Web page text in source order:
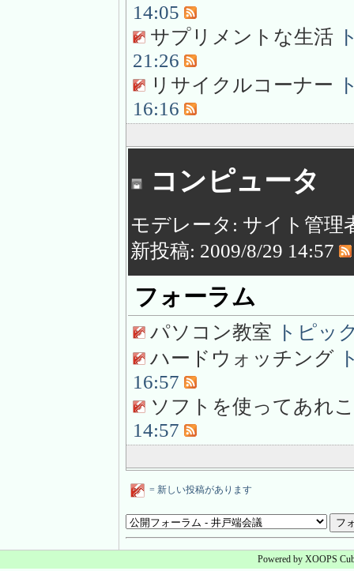
14:05
サプリメントな生活
21:26
リサイクルコーナー
16:16
コンピュータ
モデレータ: サイト管理
新投稿: 2009/8/29 14:57
フォーラム
パソコン教室 トピッ
ハードウォッチング
16:57
ソフトを使ってあれ
14:57
= 新しい投稿があります
Powered by XOOPS